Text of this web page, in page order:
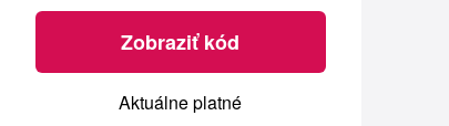
Zobraziť kód
Aktuálne platné